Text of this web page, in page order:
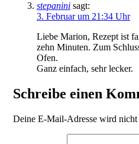
stepanini sagt:
3. Februar um 21:34 Uhr
Liebe Marion, Rezept ist
zehn Minuten. Zum
Ofen.
Ganz einfach, sehr lecker.
Schreibe einen
Deine E-Mail-Adresse wird